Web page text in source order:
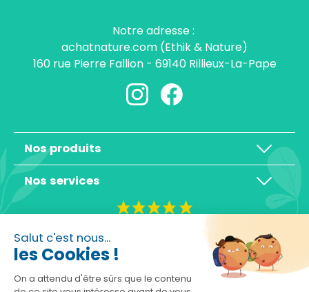
Salut c'est nous...
les Cookies !
On a attendu d'être sûrs que le contenu
Notre adresse :
achatnature.com (Ethik & Nature)
160 rue Pierre Fallion - 69140 Rillieux-La-Pape
Nos produits
Nos services